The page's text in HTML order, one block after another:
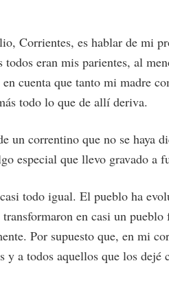
Corrientes, es hablar de mi
eran mis parientes, al
cuenta que tanto mi madre
todo lo que de allí deriva.
un correntino que no se haya
especial que llevo gravado a
todo igual. El pueblo ha
en casi un
Por supuesto que, en mi
y a todos aquellos que los